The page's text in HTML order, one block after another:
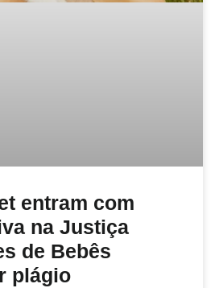
entram com
na Justiça
de Bebês
plágio